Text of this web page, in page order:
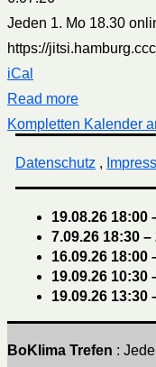
Jeden 1. Mo 18.30
https://
iCal
Read more
Kompletten Kalender
Datenschutz ,
19.08.26 18:00
7.09.26 18:30 –
16.09.26 18:00
19.09.26 10:30
19.09.26 13:30
BoKlima Trefen :